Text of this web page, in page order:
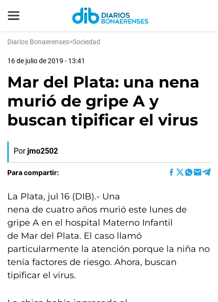
Diarios Bonaerenses>Sociedad
16 de julio de 2019 - 13:41
Mar del Plata: una nena
murió de gripe A y
buscan tipificar el virus
Por jmo2502
Para compartir:
La Plata, jul 16 (DIB).- Una
nena de cuatro años murió este lunes de
gripe A en el hospital Materno Infantil
de Mar del Plata. El caso llamó
particularmente la atención porque la niña no
tenía factores de riesgo. Ahora, buscan
tipificar el virus.